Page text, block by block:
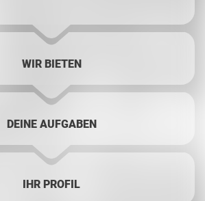
WIR BIETEN
DEINE AUFGABEN
IHR PROFIL